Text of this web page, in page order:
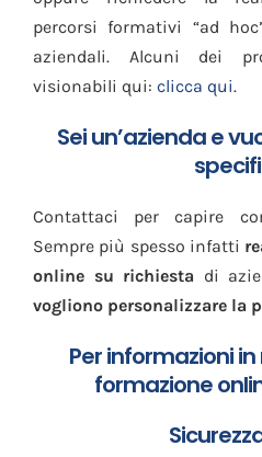
percorsi formativi “ad
aziendali. Alcuni dei
visionabili qui: clicca qui.
Sei un’azienda e
Contattaci per capire
Sempre più spesso infatti
online su richiesta di
vogliono personalizzare la
Per informazioni
formazione